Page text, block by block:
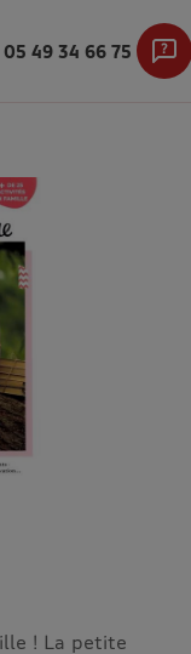
05 49 34 66 75
! La petite